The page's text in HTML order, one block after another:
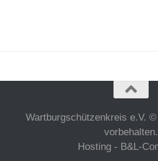
Wartburgschützenkreis e.V.
vorbehalten.
Hosting - B&L-